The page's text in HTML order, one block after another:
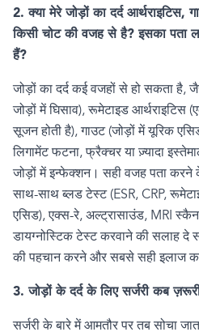
2.क्या मेरे जोड़ों का दर्द आर्थराइटिस,
किसी चोट की वजह से है?इसका पता
हैं?
जोड़ों का दर्द कई वजहों से हो सकता है,
जोड़ों में घिसाव),रूमेटाइड आर्थराइटिस
सूजन होती है),गाउट (जोड़ों में यूरिक
लिगामेंट फटना,फ्रैक्चर या ज़्यादा
जोड़ों में इन्फेक्शन। सही वजह पता करने
साथ-साथ ब्लड टेस्ट (ESR, CRP,
एसिड),एक्स-रे, अल्ट्रासाउंड, MRIस्कैन
डायग्नोस्टिक टेस्ट करवाने की सलाह
की पहचान करने और सबसे सही इलाज
3.जोड़ों के दर्द के लिए सर्जरी कब
सर्जरी के बारे में आमतौर पर तब सोचा